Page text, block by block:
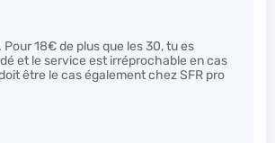
18€ de plus que les 30, tu es
et le service est irréprochable en cas
être le cas également chez SFR pro